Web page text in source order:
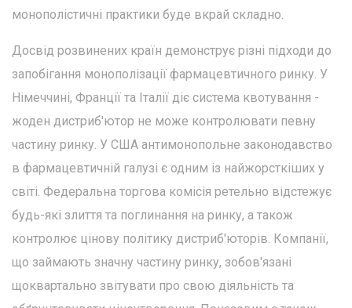
монополістичні практики буде вкрай складно.
Досвід розвинених країн демонструє різні підходи до
запобігання монополізації фармацевтичного ринку. У
Німеччині, Франції та Італії діє система квотування -
жоден дистриб'ютор не може контролювати певну
частину ринку. У США антимонопольне законодавство
в фармацевтичній галузі є одним із найжорсткіших у
світі. Федеральна торгова комісія ретельно відстежує
будь-які злиття та поглинання на ринку, а також
контролює цінову політику дистриб'юторів. Компанії,
що займають значну частину ринку, зобов'язані
щоквартально звітувати про свою діяльність та